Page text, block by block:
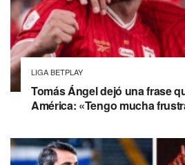
LIGA BETPLAY
Tomás Ángel dejó una frase
América: «Tengo mucha